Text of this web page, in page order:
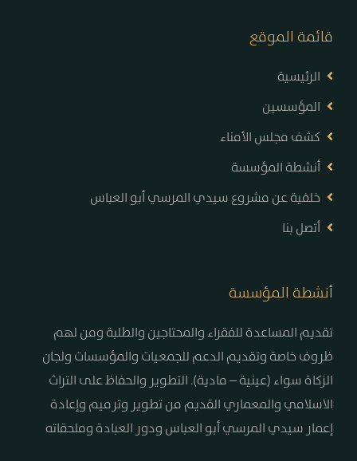
قائمة الموقع
الرئيسية
المؤسسين
كشف مجلس الأمناء
أنشطة المؤسسة
خلفية عن مشروع سيدي المرسي أبو العباس
أتصل بنا
أنشطة المؤسسة
تقديم المساعدة للفقراء والمحتاجين والطلبة ومن لهم
ظروف خاصة وتقديم الدعم للجمعيات والمؤسسات ولجان
الزكاة سواء (عينية – مادية). التطوير والحفاظ على التراث
الاسلامي والمعماري القديم من تطوير وترميم وإعادة
إعمار سيدي المرسي أبو العباس ودور العبادة وملحقاته